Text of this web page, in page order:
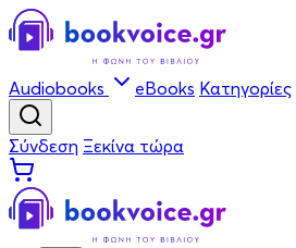
Audiobooks eBooks Κατηγορίες
Σύνδεση Ξεκίνα τώρα